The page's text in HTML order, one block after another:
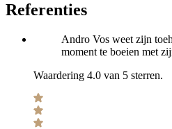
Referenties
Andro Vos weet zijn
moment te boeien met
Waardering 4.0 van 5 sterren.